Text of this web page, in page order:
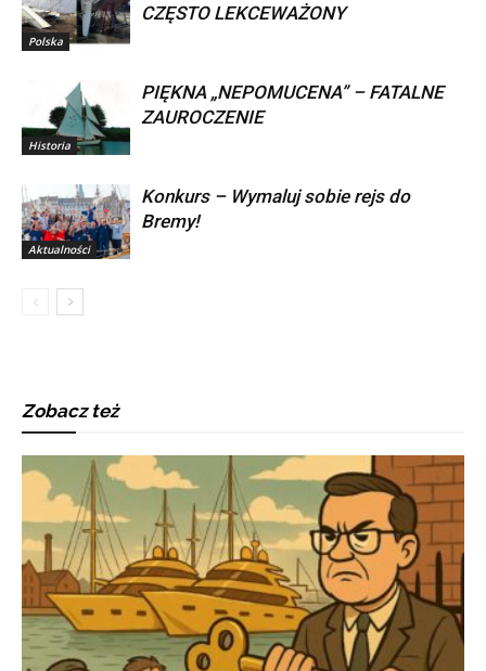
Polska
CZĘSTO LEKCEWAŻONY
Historia
PIĘKNA „NEPOMUCENA” – FATALNE
ZAUROCZENIE
Aktualności
Konkurs – Wymaluj sobie rejs do
Bremy!
Zobacz też